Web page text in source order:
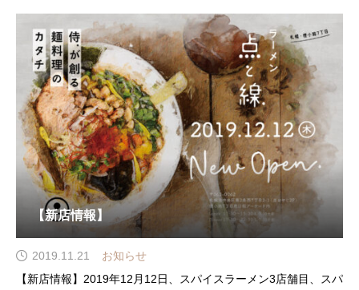
【新店情報】
2019.11.21
お知らせ
【新店情報】2019年12月12日、スパイスラーメン3店舗目、スパ